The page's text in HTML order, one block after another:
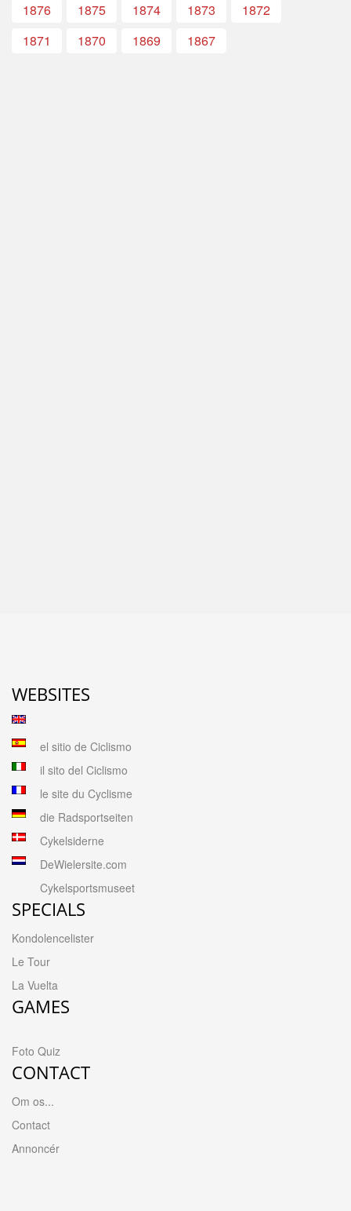
1876
1875 1874 1873
1872
1871
1870 1869 1867
WEBSITES
el sitio de Ciclismo
il sito del Ciclismo
le site du Cyclisme
die Radsportseiten
Cykelsiderne
DeWielersite.com
Cykelsportsmuseet
SPECIALS
Kondolencelister
Le Tour
La Vuelta
GAMES
Foto Quiz
CONTACT
Om os...
Contact
Annoncér